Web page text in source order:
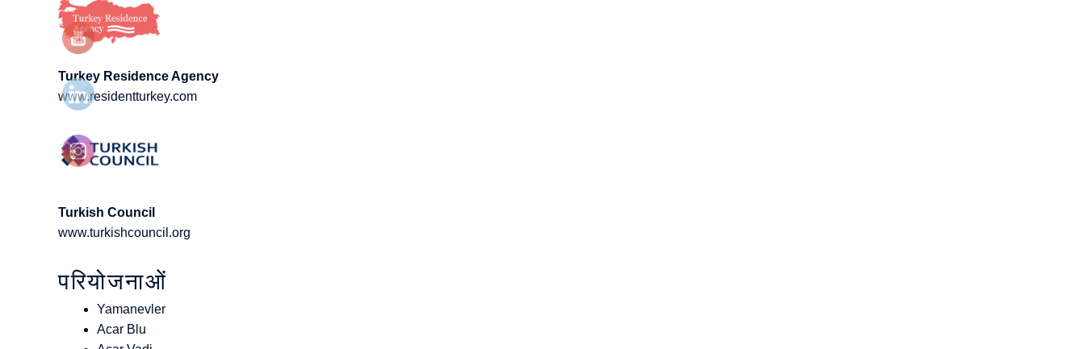
Turkey Residence Agency
www.residentturkey.com
Turkish Council
www.turkishcouncil.org
परियोजनाओं
Yamanevler
Acar Blu